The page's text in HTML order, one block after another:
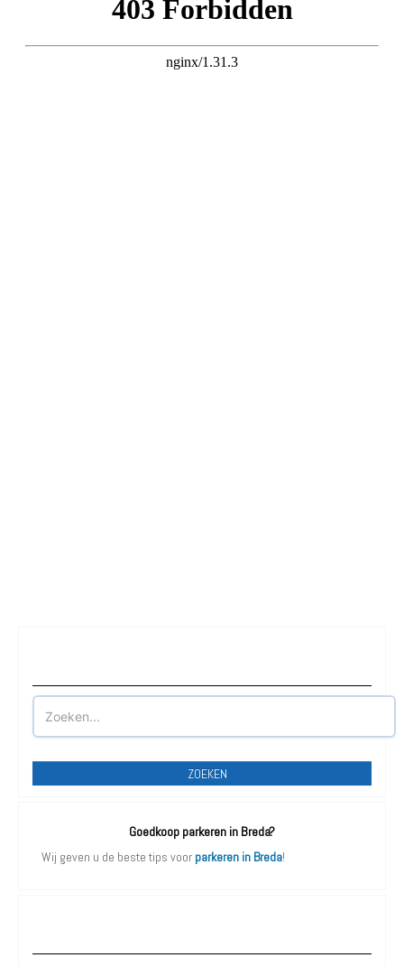
ZOEKEN
Goedkoop parkeren in Breda?
Wij geven u de beste tips voor parkeren in Breda!